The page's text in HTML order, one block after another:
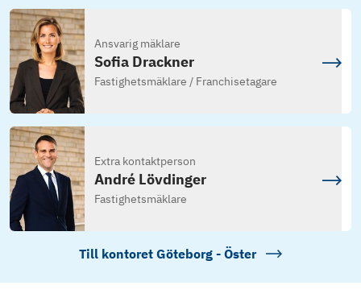
Ansvarig mäklare
Sofia Drackner
Fastighetsmäklare / Franchisetagare
Extra kontaktperson
André Lövdinger
Fastighetsmäklare
Till kontoret Göteborg - Öster